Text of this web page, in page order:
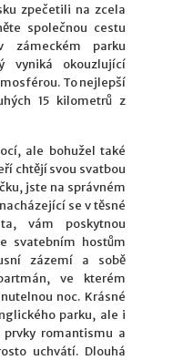
zpečetili na zcela
společnou cestu
zámeckém parku
vyniká okouzlující
To nejlepší
15 kilometrů z
ale bohužel také
chtějí svou svatbou
jste na správném
se v těsné
vám poskytnou
svatebním hostům
zázemí a sobě
ve kterém
noc. Krásné
parku, ale i
romantismu a
uchvátí. Dlouhá